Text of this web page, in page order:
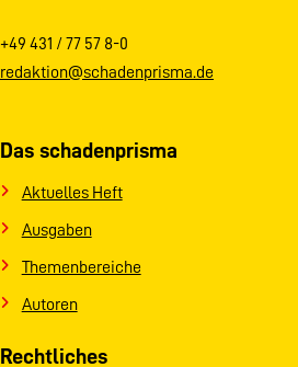
+49 431 / 77 57 8-0
redaktion@schadenprisma.de
Das schadenprisma
Aktuelles Heft
Ausgaben
Themenbereiche
Autoren
Rechtliches